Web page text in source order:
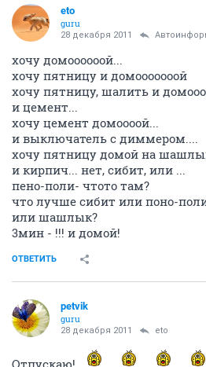
eto
guru
28 декабря 2011
хочу домоооооой...
хочу пятницу и домооооооой
хочу пятницу, шалить и
и цемент...
хочу цемент домоооой...
и выключатель с диммером....
хочу пятницу домой на
и кирпич... нет, сибит, или ...
пено-поли- чтото там?
что лучше сибит или поно-
или шашлык?
3мин - !!! и домой!
ОТВЕТИТЬ
petvik
guru
28 декабря 2011 eto